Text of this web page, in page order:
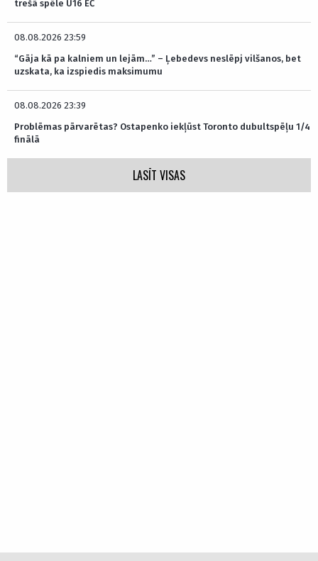
trešā spēle U16 EČ
08.08.2026 23:59
“Gāja kā pa kalniem un lejām…” – Ļebedevs neslēpj vilšanos, bet
uzskata, ka izspiedis maksimumu
08.08.2026 23:39
Problēmas pārvarētas? Ostapenko iekļūst Toronto dubultspēļu 1/4
finālā
LASĪT VISAS